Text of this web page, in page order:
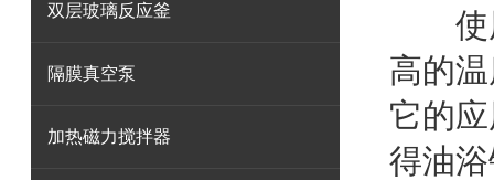
使用
高的
它的
得油
双层玻璃反应釜
隔膜真空泵
加热磁力搅拌器